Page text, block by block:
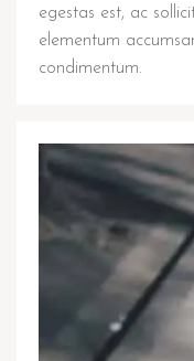
egestas est, ac
elementum
condimentum.